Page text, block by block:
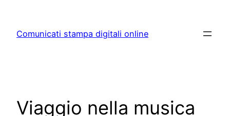
content
Comunicati stampa digitali online
Viaggio nella musica